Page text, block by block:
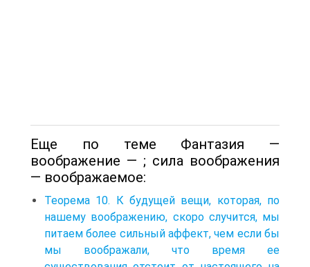
Еще по теме Фантазия —
воображение — ; сила воображения
— воображаемое:
Теорема 10. К будущей вещи, которая, по
нашему воображению, скоро случится, мы
питаем более сильный аффект, чем если бы
мы воображали, что время ее